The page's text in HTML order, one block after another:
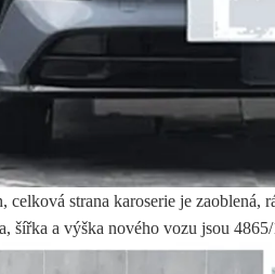
celková strana karoserie je
a výška nového vozu jsou